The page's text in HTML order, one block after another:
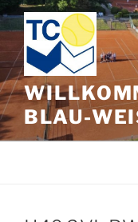
Zum
Inhalt
springen
BLAU-